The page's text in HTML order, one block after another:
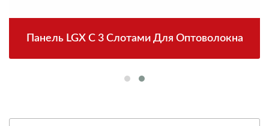
Панель LGX С 3 Слотами Для Оптоволокна